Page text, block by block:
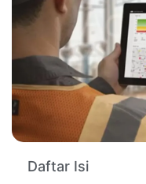
Daftar Isi